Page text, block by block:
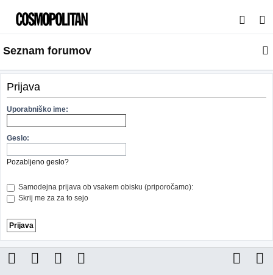
s
a
j
Seznam forumov
Prijava
Uporabniško ime:
Geslo:
Pozabljeno geslo?
Samodejna prijava ob vsakem obisku (priporočamo):
Skrij me za za to sejo